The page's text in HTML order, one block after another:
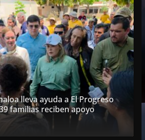
lleva ayuda a El Progreso
familias reciben apoyo